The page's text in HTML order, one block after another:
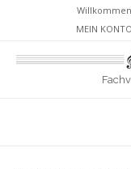
MEIN KONTO